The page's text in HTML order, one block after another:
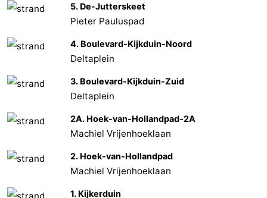
5. De-Jutterskeet
Pieter Pauluspad
4. Boulevard-Kijkduin-Noord
Deltaplein
3. Boulevard-Kijkduin-Zuid
Deltaplein
2A. Hoek-van-Hollandpad-2A
Machiel Vrijenhoeklaan
2. Hoek-van-Hollandpad
Machiel Vrijenhoeklaan
1. Kijkerduin